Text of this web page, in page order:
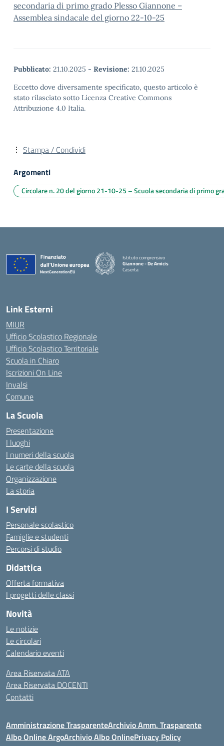
secondaria di primo grado Plesso Giannone –
Assemblea sindacale del giorno 22-10-25
Pubblicato: 21.10.2025 - Revisione: 21.10.2025
Eccetto dove diversamente specificato, questo articolo è
stato rilasciato sotto Licenza Creative Commons
Attribuzione 4.0 Italia.
Stampa / Condividi
Argomenti
Circolare n. 20 del giorno 21-10-25 – Scuola secondaria di primo
Istituto comprensivo
Giannone - De Amicis
Caserta
Link Esterni
MIUR
Ufficio Scolastico Regionale
Ufficio Scolastico Territoriale
Scuola in Chiaro
Iscrizioni On Line
Invalsi
Comune
La Scuola
Presentazione
I luoghi
I numeri della scuola
Le carte della scuola
Organizzazione
La storia
I Servizi
Personale scolastico
Famiglie e studenti
Percorsi di studio
Didattica
Offerta formativa
I progetti delle classi
Novità
Le notizie
Le circolari
Calendario eventi
Area Riservata ATA
Area Riservata DOCENTI
Contatti
Amministrazione TrasparenteArchivio Amm. Trasparente
Albo Online ArgoArchivio Albo OnlinePrivacy Policy